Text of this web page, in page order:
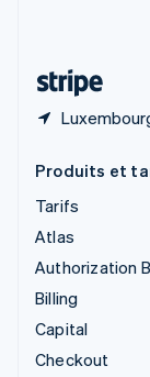
Produits et
Tarifs
Atlas
Authorization
Billing
Capital
Checkout